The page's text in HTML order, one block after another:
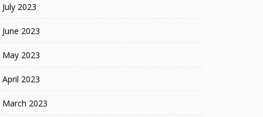
July 2023
June 2023
May 2023
April 2023
March 2023